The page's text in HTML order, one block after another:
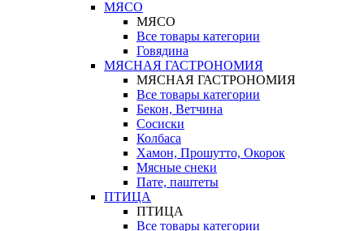
МЯСО
МЯСО
Все товары категории
Говядина
МЯСНАЯ ГАСТРОНОМИЯ
МЯСНАЯ ГАСТРОНОМИЯ
Все товары категории
Бекон, Ветчина
Сосиски
Колбаса
Хамон, Прошутто, Окорок
Мясные снеки
Пате, паштеты
ПТИЦА
ПТИЦА
Все товары категории